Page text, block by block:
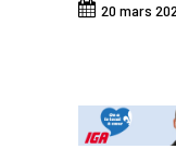
20 mars